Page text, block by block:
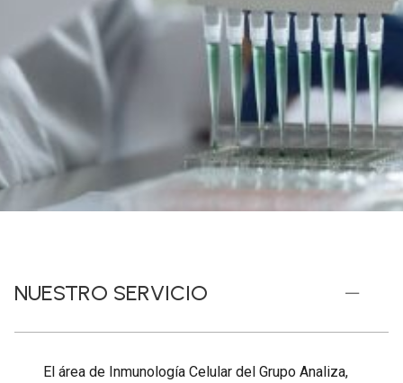
NUESTRO SERVICIO
El área de Inmunología Celular del Grupo Analiza,